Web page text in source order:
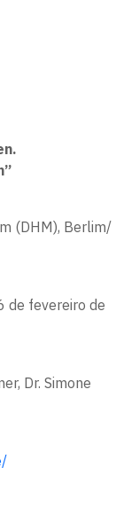
(DHM), Berlim/
de fevereiro de
Dr. Simone